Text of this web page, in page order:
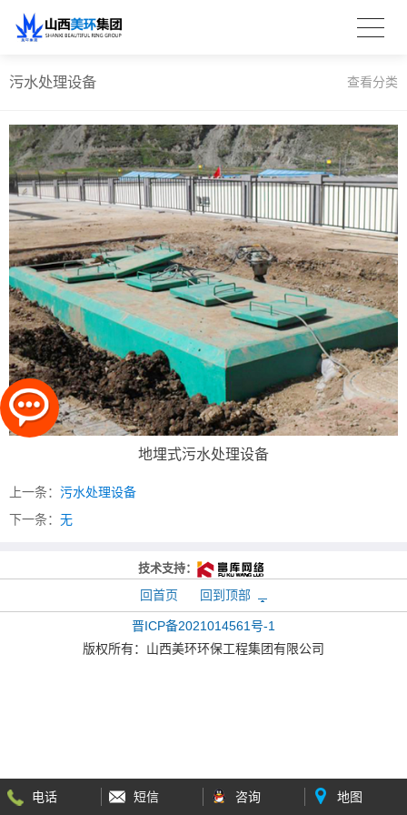
污水处理设备 查看分类
地埋式污水处理设备
上一条： 污水处理设备
下一条： 无
技术支持：
电话 短信 咨询 地图
回首页 回到顶部
晋ICP备2021014561号-1
版权所有： 山西美环环保工程集团有限公司